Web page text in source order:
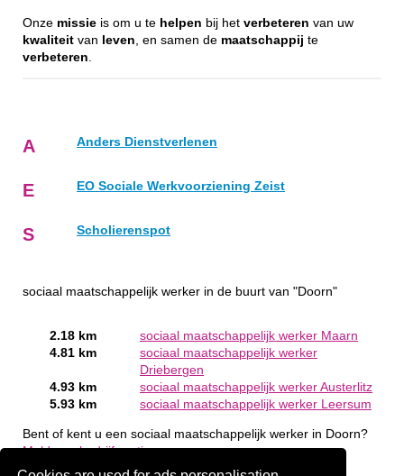
Onze missie is om u te helpen bij het verbeteren van uw
kwaliteit van leven , en samen de maatschappij te
verbeteren
A Anders Dienstverlenen
E EO Sociale Werkvoorziening Zeist
S Scholierenspot
sociaal maatschappelijk werker in de buurt van "Doorn"
2.18 km
sociaal maatschappelijk werker Maarn
4.81 km
sociaal maatschappelijk werker
Driebergen
4.93 km
sociaal maatschappelijk werker Austerlitz
5.93 km
sociaal maatschappelijk werker Leersum
Bent of kent u een sociaal maatschappelijk werker in Doorn?
Meld een bedrijf gratis aan